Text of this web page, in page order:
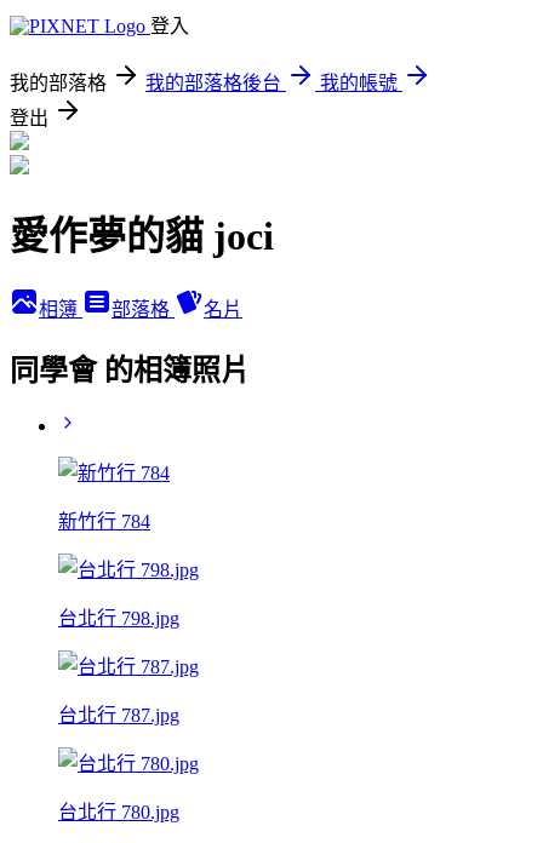
登入
我的部落格 我的部落格後台
我的帳號
登出
愛作夢的貓 joci
相簿 部落格 名片
同學會 的相簿照片
新竹行 784
台北行 798.jpg
台北行 787.jpg
台北行 780.jpg